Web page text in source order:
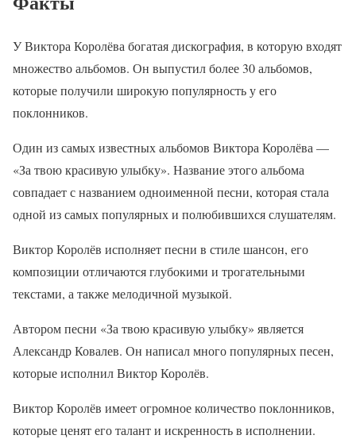
У Виктора Королёва богатая дискография, в которую входят
множество альбомов. Он выпустил более 30 альбомов,
которые получили широкую популярность у его
поклонников.
Один из самых известных альбомов Виктора Королёва —
«За твою красивую улыбку». Название этого альбома
совпадает с названием одноименной песни, которая стала
одной из самых популярных и полюбившихся слушателям.
Виктор Королёв исполняет песни в стиле шансон, его
композиции отличаются глубокими и трогательными
текстами, а также мелодичной музыкой.
Автором песни «За твою красивую улыбку» является
Александр Ковалев. Он написал много популярных песен,
которые исполнил Виктор Королёв.
Виктор Королёв имеет огромное количество поклонников,
которые ценят его талант и искренность в исполнении.